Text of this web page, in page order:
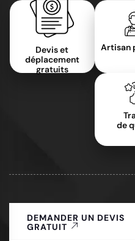
Devis et
déplacement
gratuits
Artisan
de
DEMANDER UN DEVIS
GRATUIT